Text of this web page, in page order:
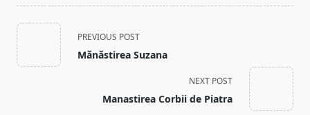
<span
class="nav-
subtitle
PREVIOUS POST
Mănăstirea Suzana
NEXT POST
Manastirea Corbii de Piatra